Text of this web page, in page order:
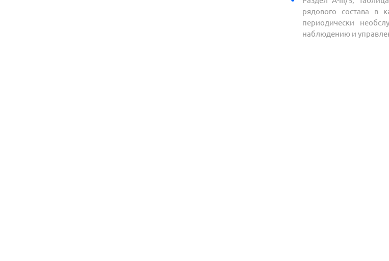
рядового состава в
периодически
наблюдению и